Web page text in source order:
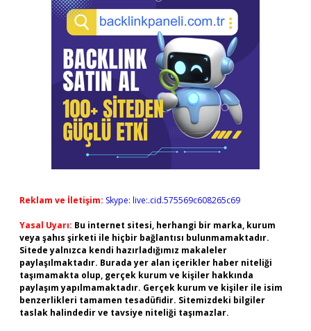
Reklam ve İletişim: Skype: live:.cid.575569c608265c69
Yasal Uyarı: Bu internet sitesi, herhangi bir marka, kurum
veya şahıs şirketi ile hiçbir bağlantısı bulunmamaktadır.
Sitede yalnızca kendi hazırladığımız makaleler
paylaşılmaktadır. Burada yer alan içerikler haber niteliği
taşımamakta olup, gerçek kurum ve kişiler hakkında
paylaşım yapılmamaktadır. Gerçek kurum ve kişiler ile isim
benzerlikleri tamamen tesadüfidir. Sitemizdeki bilgiler
taslak halindedir ve tavsiye niteliği taşımazlar.